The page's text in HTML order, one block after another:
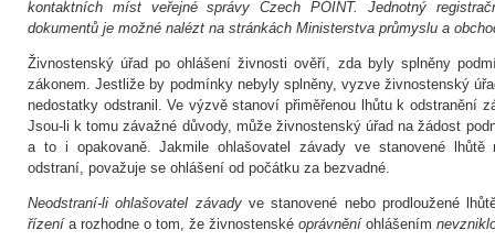
kontaktních míst veřejné správy Czech POINT. Jednotný
dokumentů je možné nalézt na stránkách Ministerstva průmyslu a
Živnostenský úřad po ohlášení živnosti ověří, zda byly splněny
zákonem. Jestliže by podmínky nebyly splněny, vyzve živnostenský
nedostatky odstranil. Ve výzvě stanoví přiměřenou lhůtu k odstranění
Jsou-li k tomu závažné důvody, může živnostenský úřad na žádost
a to i opakovaně. Jakmile ohlašovatel závady ve stanovené lhůtě
odstraní, považuje se ohlášení od počátku za bezvadné.
Neodstraní-li ohlašovatel závadyve stanovené nebo prodloužené
řízení a rozhodne o tom, že živnostenské oprávněníohlášením